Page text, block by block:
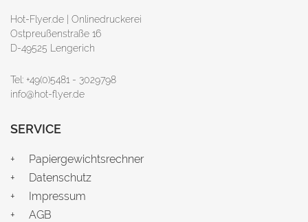
Hot-Flyer.de | Onlinedruckerei
Ostpreußenstraße 16
D-49525 Lengerich
Tel: +49(0)5481 - 3029798
info@hot-flyer.de
SERVICE
Papiergewichtsrechner
Datenschutz
Impressum
AGB